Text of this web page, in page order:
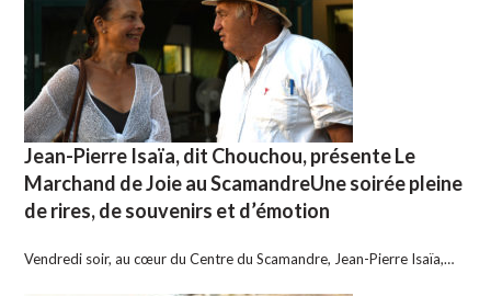
Jean-Pierre Isaïa, dit Chouchou, présente Le
Marchand de Joie au ScamandreUne soirée pleine
de rires, de souvenirs et d’émotion
Vendredi soir, au cœur du Centre du Scamandre, Jean-Pierre Isaïa,…